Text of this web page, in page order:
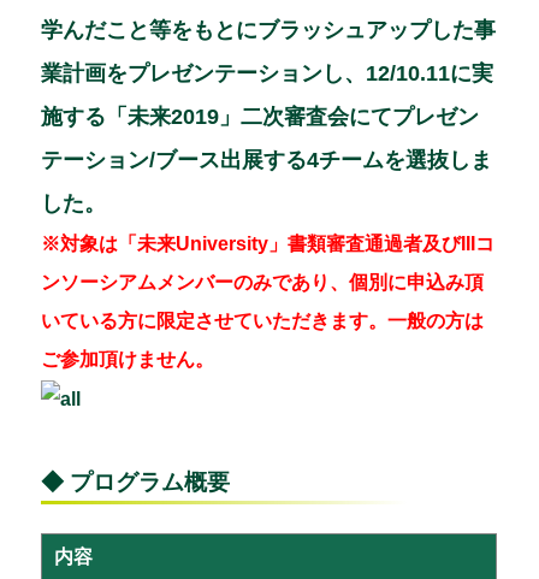
学んだこと等をもとにブラッシュアップした事
業計画をプレゼンテーションし、12/10.11に実
施する「未来2019」二次審査会にてプレゼン
テーション/ブース出展する4チームを選抜しま
した。
※対象は「未来University」書類審査通過者及びIIIコ
ンソーシアムメンバーのみであり、個別に申込み頂
いている方に限定させていただきます。一般の方は
ご参加頂けません。
◆ プログラム概要
内容